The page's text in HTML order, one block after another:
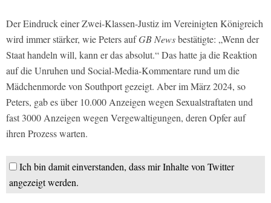
Der Eindruck einer Zwei-Klassen-Justiz im Vereinigten Königreich
wird immer stärker, wie Peters aufGB Newsbestätigte: „Wenn der
Staat handeln will, kann er das absolut.“ Das hatte ja die Reaktion
auf die Unruhen und Social-Media-Kommentare rund um die
Mädchenmorde von Southport gezeigt. Aber im März 2024, so
Peters, gab es über 10.000 Anzeigen wegen Sexualstraftaten und
fast 3000 Anzeigen wegen Vergewaltigungen, deren Opfer auf
ihren Prozess warten.
Ich bin damit einverstanden, dass mir Inhalte von Twitter
angezeigt werden.